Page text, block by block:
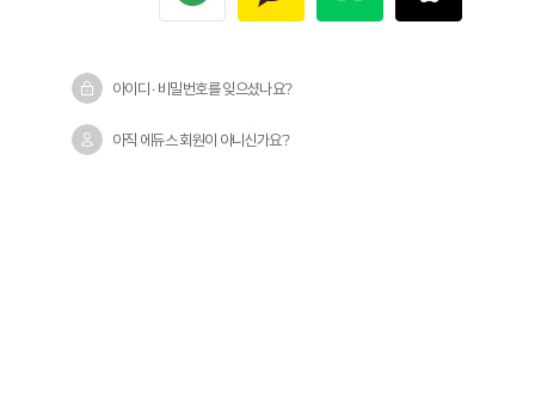
아이디 · 비밀번호를 잊으셨나요?
아직 에듀스 회원이 아니신가요?